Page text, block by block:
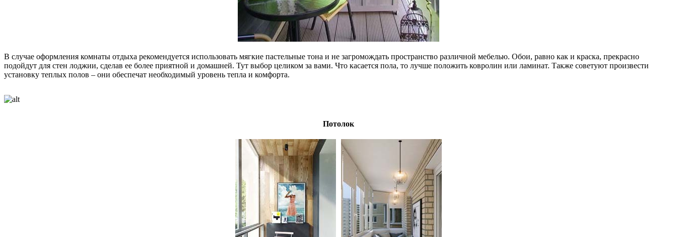
В случае оформления комнаты отдыха рекомендуется использовать мягкие пастельные тона и не загромождать пространство различной мебелью. Обои, равно как и краска, прекрасно
подойдут для стен лоджии, сделав ее более приятной и домашней. Тут выбор целиком за вами. Что касается пола, то лучше положить ковролин или ламинат. Также советуют произвести
установку теплых полов – они обеспечат необходимый уровень тепла и комфорта.
Потолок